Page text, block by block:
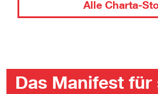
Alle Charta-
Das Manifest für